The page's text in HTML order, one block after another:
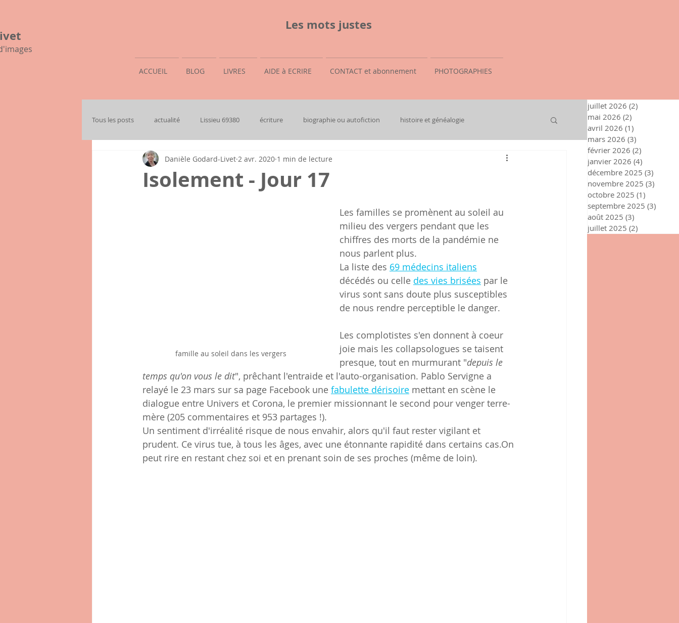
Les mots justes
ACCUEIL BLOG LIVRES AIDE à ECRIRE CONTACT et abonnement PHOTOGRAPHIES
Tous les posts actualité Lissieu 69380 écriture biographie ou autofiction histoire et généalogie
mon histoire familiale
Isolement - Jour 17
Danièle Godard-Livet 2 avr. 2020 1 min de lecture
famille au soleil dans les vergers
Les familles se promènent au soleil au
milieu des vergers pendant que les
chiffres des morts de la pandémie ne
nous parlent plus.
La liste des 69 médecins italiens
décédés ou celle des vies brisées par le
virus sont sans doute plus susceptibles
de nous rendre perceptible le danger.
Les complotistes s'en donnent à coeur
joie mais les collapsologues se taisent
presque, tout en murmurant "depuis le
temps qu'on vous le dit", prêchant l'entraide et l'auto-organisation. Pablo Servigne a
relayé le 23 mars sur sa page Facebook une fabulette dérisoire mettant en scène le
dialogue entre Univers et Corona, le premier missionnant le second pour venger terre-
mère (205 commentaires et 953 partages !).
Un sentiment d'irréalité risque de nous envahir, alors qu'il faut rester vigilant et
prudent. Ce virus tue, à tous les âges, avec une étonnante rapidité dans certains cas.On
peut rire en restant chez soi et en prenant soin de ses proches (même de loin).
juillet 2026 (2)
mai 2026 (2)
avril 2026 (1)
mars 2026 (3)
février 2026 (2)
janvier 2026 (4)
décembre 2025 (3)
novembre 2025 (3)
octobre 2025 (1)
septembre 2025 (3)
août 2025 (3)
juillet 2025 (2)